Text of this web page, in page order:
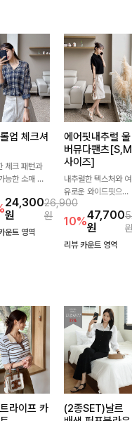
업 체크셔
체크 패턴과
능한 소매 디
하실 수 있어
르르 흐르는
소재와 여유로
24,300
원
26,900
원
운트 영역
에어핏내추럴 울
버뮤다팬츠[S,M
사이즈]
내추럴한 텍스처와 여
유로운 와이드핏으로
군살은 자연스럽게 커
버해드리는 버뮤다 팬
츠 🤍 깔끔한 허리 디
테일과 편안한 착용감
10%47,700
원
리뷰 카운트 영역
라이프 카
(2종SET)날르